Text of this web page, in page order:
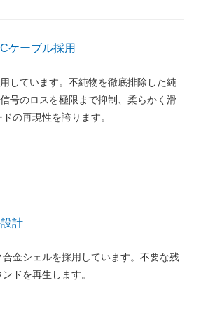
ケーブル採用
しています。不純物を徹底排除した純
号のロスを極限まで抑制、柔らかく滑
の再現性を誇ります。
計
金シェルを採用しています。不要な残
ドを再生します。